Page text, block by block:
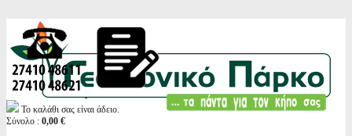
Το καλάθι σας είναι άδειο.
Σύνολο : 0,00 €